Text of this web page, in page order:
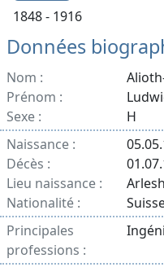
1848 - 1916
Données
Nom :
Prénom :
Sexe :
H
Naissance :
Décès :
Lieu naissance :
Nationalité :
Principales
professions :